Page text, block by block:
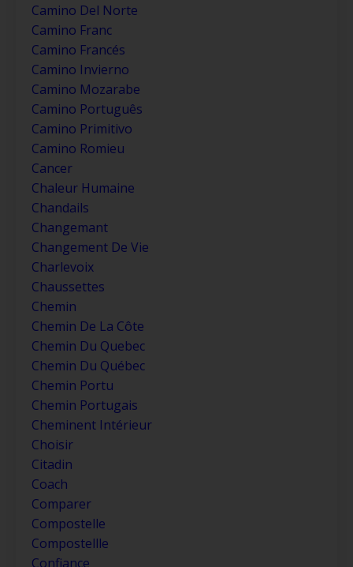
Camino Del Norte
Camino Franc
Camino Francés
Camino Invierno
Camino Mozarabe
Camino Português
Camino Primitivo
Camino Romieu
Cancer
Chaleur Humaine
Chandails
Changemant
Changement De Vie
Charlevoix
Chaussettes
Chemin
Chemin De La Côte
Chemin Du Quebec
Chemin Du Québec
Chemin Portu
Chemin Portugais
Cheminent Intérieur
Choisir
Citadin
Coach
Comparer
Compostelle
Compostellle
Confiance